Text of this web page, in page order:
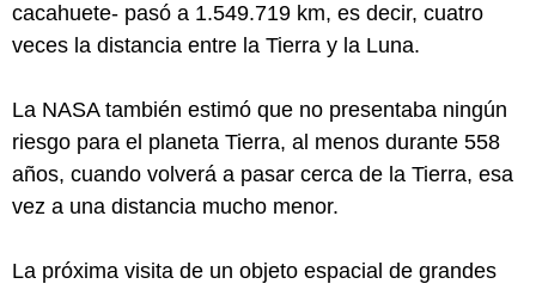
cacahuete- pasó a 1.549.719 km, es decir, cuatro
veces la distancia entre la Tierra y la Luna.
La NASA también estimó que no presentaba ningún
riesgo para el planeta Tierra, al menos durante 558
años, cuando volverá a pasar cerca de la Tierra, esa
vez a una distancia mucho menor.
La próxima visita de un objeto espacial de grandes